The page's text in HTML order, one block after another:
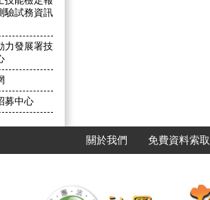
驗試務資訊
力發展署技
募中心
關於我們 免費資料索取